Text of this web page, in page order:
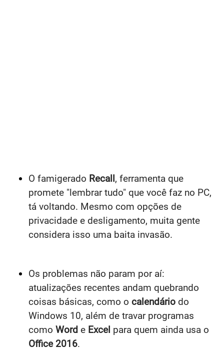
O famigerado Recall, ferramenta que
promete "lembrar tudo" que você faz no PC,
tá voltando. Mesmo com opções de
privacidade e desligamento, muita gente
considera isso uma baita invasão.
Os problemas não param por aí:
atualizações recentes andam quebrando
coisas básicas, como o calendário do
Windows 10, além de travar programas
como Word e Excel para quem ainda usa o
Office 2016.